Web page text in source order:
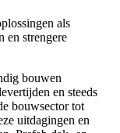
als
en strengere
bouwen
en steeds
bouwsector tot
uitdagingen en